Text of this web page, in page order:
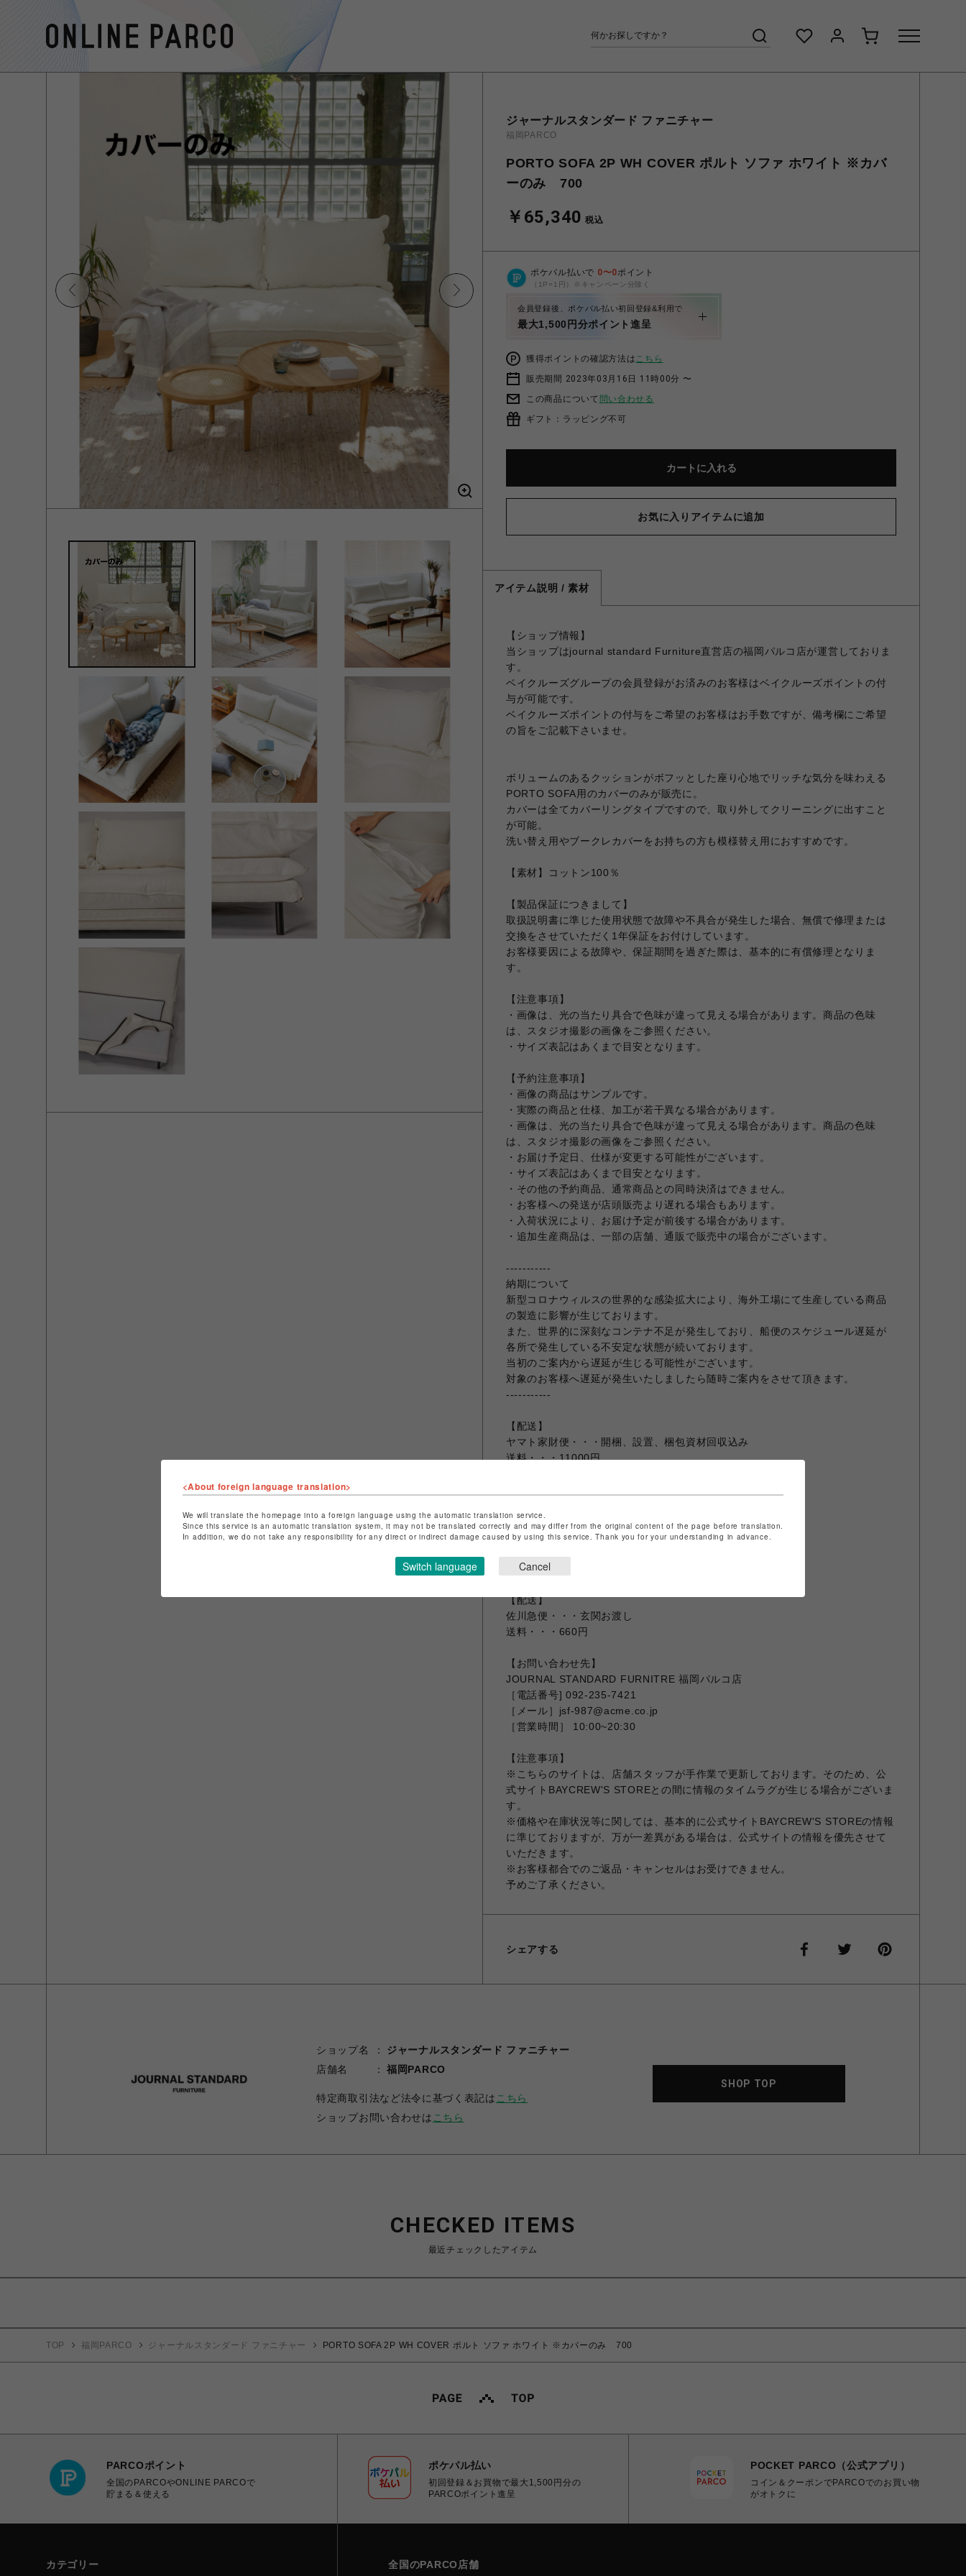
ジャーナルスタンダード ファニチャー
福岡PARCO
PORTO SOFA 2P WH COVER ポルト ソファ ホワイト ※カバ
ーのみ 700
￥65,340 税込
ポケパル払いで 0〜0ポイント
（1P=1円）※キャンペーン分除く
会員登録後、ポケパル払い初回登録&利用で
最大1,500円分ポイント進呈
獲得ポイントの確認方法はこちら
販売期間 2023年03月16日 11時00分 〜
この商品について 問い合わせる
ギフト：ラッピング不可
カートに入れる
お気に入りアイテムに追加
アイテム説明 / 素材
【ショップ情報】
当ショップはjournal standard Furniture直営店の福岡パルコ店が運営しておりま
す。
ベイクルーズグループの会員登録がお済みのお客様はベイクルーズポイントの付
与が可能です。
ベイクルーズポイントの付与をご希望のお客様はお手数ですが、備考欄にご希望
の旨をご記載下さいませ。
ボリュームのあるクッションがボフッとした座り心地でリッチな気分を味わえる
PORTO SOFA用のカバーのみが販売に。
カバーは全てカバーリングタイプですので、取り外してクリーニングに出すこと
が可能。
洗い替え用やブークレカバーをお持ちの方も模様替え用におすすめです。
【素材】コットン100％
【製品保証につきまして】
取扱説明書に準じた使用状態で故障や不具合が発生した場合、無償で修理または
交換をさせていただく1年保証をお付けしています。
お客様要因による故障や、保証期間を過ぎた際は、基本的に有償修理となりま
す。
【注意事項】
・画像は、光の当たり具合で色味が違って見える場合があります。商品の色味
は、スタジオ撮影の画像をご参照ください。
・サイズ表記はあくまで目安となります。
【予約注意事項】
・画像の商品はサンプルです。
・実際の商品と仕様、加工が若干異なる場合があります。
・画像は、光の当たり具合で色味が違って見える場合があります。商品の色味
は、スタジオ撮影の画像をご参照ください。
・お届け予定日、仕様が変更する可能性がございます。
・サイズ表記はあくまで目安となります。
・その他の予約商品、通常商品との同時決済はできません。
・お客様への発送が店頭販売より遅れる場合もあります。
・入荷状況により、お届け予定が前後する場合があります。
・追加生産商品は、一部の店舗、通販で販売中の場合がございます。
-----------
納期について
新型コロナウィルスの世界的な感染拡大により、海外工場にて生産している商品
の製造に影響が生じております。
また、世界的に深刻なコンテナ不足が発生しており、船便のスケジュール遅延が
各所で発生している不安定な状態が続いております。
当初のご案内から遅延が生じる可能性がございます。
対象のお客様へ遅延が発生いたしましたら随時ご案内をさせて頂きます。
-----------
【配送】
ヤマト家財便・・・開梱、設置、梱包資材回収込み
送料・・・11000円
[電話番号]092-235-7421
[営業時間] 10:00～20:30
詳しくはこちら「福岡パルコ」でご確認ください。
【配送】
佐川急便・・・玄関お渡し
送料・・・660円
【お問い合わせ先】
JOURNAL STANDARD FURNITRE 福岡パルコ店
［電話番号] 092-235-7421
［メール］jsf-987@acme.co.jp
［営業時間］ 10:00~20:30
【注意事項】
※こちらのサイトは、店舗スタッフが手作業で更新しております。そのため、公
式サイトBAYCREW'S STOREとの間に情報のタイムラグが生じる場合がございま
す。
※価格や在庫状況等に関しては、基本的に公式サイトBAYCREW'S STOREの情報
に準じておりますが、万が一差異がある場合は、公式サイトの情報を優先させて
いただきます。
※お客様都合でのご返品・キャンセルはお受けできません。
予めご了承ください。
シェアする
ショップ名
ジャーナルスタンダード ファニチャー
店舗名
福岡PARCO
特定商取引法など法令に基づく表記は こちら
ショップお問い合わせは こちら
SHOP TOP
CHECKED ITEMS
最近チェックしたアイテム
TOP 福岡PARCO ジャーナルスタンダード ファニチャー PORTO SOFA 2P WH COVER ポルト ソファ ホワイト ※カバーのみ 700
PARCOポイント
全国のPARCOやONLINE PARCOで
貯まる＆使える
ポケパル払い
初回登録＆お買物で最大1,500円分の
PARCOポイント進呈
POCKET PARCO（公式アプリ）
コイン＆クーポンでPARCOでのお買い物
がオトクに
カテゴリー 全国のPARCO店舗
<About foreign language translation>
We will translate the homepage into a foreign language using the automatic translation service.
Since this service is an automatic translation system, it may not be translated correctly and may differ from the original content of the page before translation.
In addition, we do not take any responsibility for any direct or indirect damage caused by using this service. Thank you for your understanding in advance.
Switch language Cancel